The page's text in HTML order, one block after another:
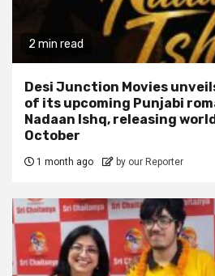
2 min read
Desi Junction Movies
of its upcoming Punjabi
Nadaan Ishq, releasing
October
1 month ago by our Reporter